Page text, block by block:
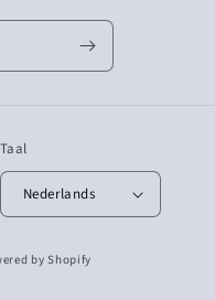
Taal
Nederlands
by Shopify